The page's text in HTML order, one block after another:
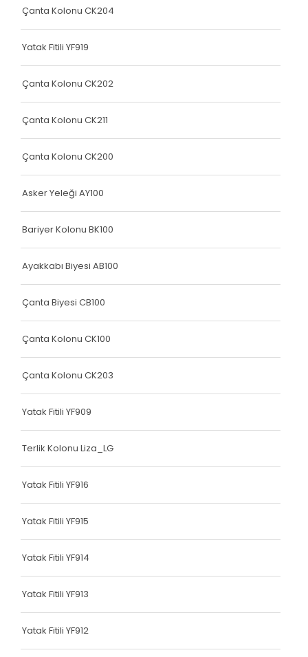
Yatak Fitili
Terlik Kolonu
Hava Kapsülü
Yatak Fitili
Yatak Fitili
Elastik Kolon Siyah Seri
Elastik Kolon Mavi Seri
Elastik Kolon Yeşil Seri
Hava Kapsülü
Dokuma Lastiği
Dokuma Lastiği
Dokuma Lastiği
Dokuma Lastiği
Dokuma Lastiği
Dokuma Lastiği
Hava Kapsülü
Hava Kapsülü
Çanta Kolonu CK204
Yatak Fitili YF919
Çanta Kolonu CK202
Çanta Kolonu CK211
Çanta Kolonu CK200
Asker Yeleği AY100
Bariyer Kolonu BK100
Ayakkabı Biyesi AB100
Çanta Biyesi CB100
Çanta Kolonu CK100
Çanta Kolonu CK203
Yatak Fitili YF909
Terlik Kolonu Liza_LG
Yatak Fitili YF916
Yatak Fitili YF915
Yatak Fitili YF914
Yatak Fitili YF913
Yatak Fitili YF912